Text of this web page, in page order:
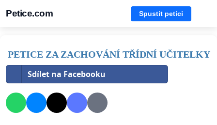
Petice.com Spustit petici
PETICE ZA ZACHOVÁNÍ TŘÍDNÍ UČITELKY
Sdílet na Facebooku